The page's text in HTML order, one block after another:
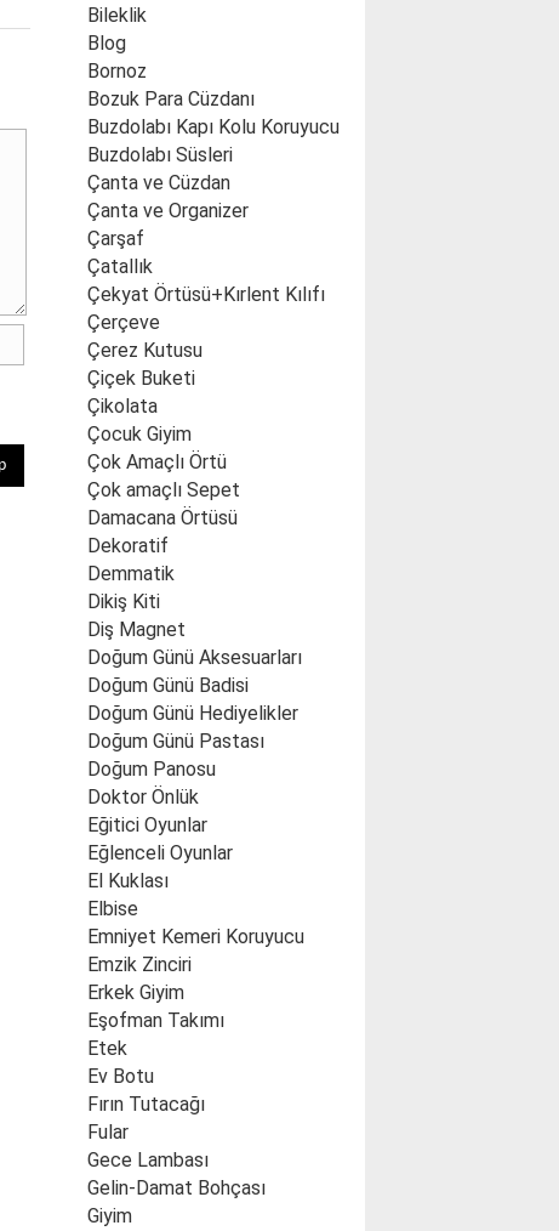
Bileklik
Blog
Bornoz
Bozuk Para Cüzdanı
Buzdolabı Kapı Kolu Koruyucu
Buzdolabı Süsleri
Çanta ve Cüzdan
Çanta ve Organizer
Çarşaf
Çatallık
Çekyat Örtüsü+Kırlent Kılıfı
Çerçeve
Çerez Kutusu
Çiçek Buketi
Çikolata
Çocuk Giyim
Çok Amaçlı Örtü
Çok amaçlı Sepet
Damacana Örtüsü
Dekoratif
Demmatik
Dikiş Kiti
Diş Magnet
Doğum Günü Aksesuarları
Doğum Günü Badisi
Doğum Günü Hediyelikler
Doğum Günü Pastası
Doğum Panosu
Doktor Önlük
Eğitici Oyunlar
Eğlenceli Oyunlar
El Kuklası
Elbise
Emniyet Kemeri Koruyucu
Emzik Zinciri
Erkek Giyim
Eşofman Takımı
Etek
Ev Botu
Fırın Tutacağı
Fular
Gece Lambası
Gelin-Damat Bohçası
Giyim